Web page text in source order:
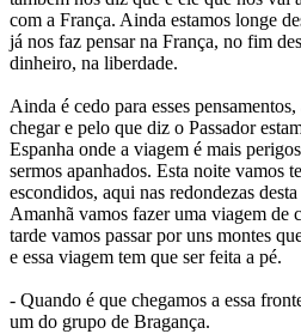
com a França. Ainda estamos longe
já nos faz pensar na França, no fim
dinheiro, na liberdade.
Ainda é cedo para esses
chegar e pelo que diz o Passador
Espanha onde a viagem é mais
sermos apanhados. Esta noite vamos
escondidos, aqui nas redondezas
Amanhã vamos fazer uma viagem de
tarde vamos passar por uns montes
e essa viagem tem que ser feita a pé.
- Quando é que chegamos a essa
um do grupo de Bragança.